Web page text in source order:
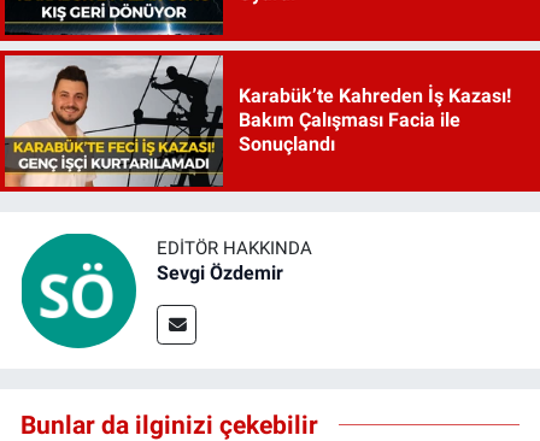
Karabük’te Kahreden İş Kazası!
Bakım Çalışması Facia ile
Sonuçlandı
EDITÖR HAKKINDA
Sevgi Özdemir
Bunlar da ilginizi çekebilir